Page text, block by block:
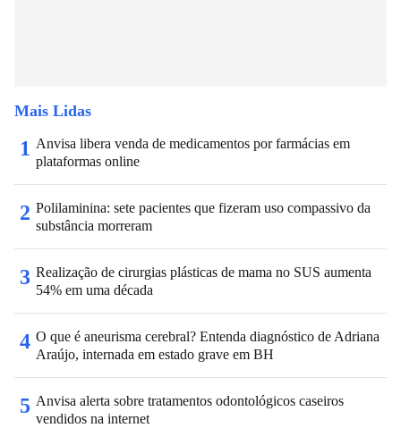
Mais Lidas
1 Anvisa libera venda de medicamentos por farmácias em
plataformas online
2 Polilaminina: sete pacientes que fizeram uso compassivo da
substância morreram
3 Realização de cirurgias plásticas de mama no SUS aumenta
54% em uma década
4 O que é aneurisma cerebral? Entenda diagnóstico de Adriana
Araújo, internada em estado grave em BH
5 Anvisa alerta sobre tratamentos odontológicos caseiros
vendidos na internet